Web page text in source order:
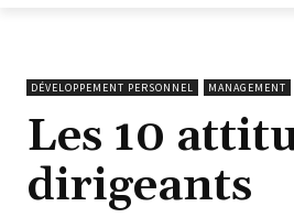
DÉVELOPPEMENT PERSONNEL MANAGEMENT
Les 10
dirigeants